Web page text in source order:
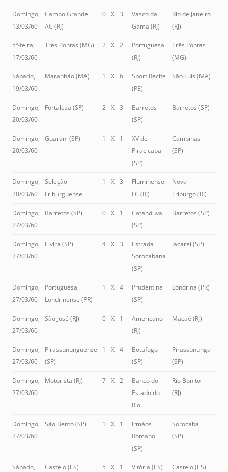
Domingo,
13/03/60
Campo Grande
AC (RJ)
0 X 3
Vasco da
Gama (RJ)
Rio de Janeiro
(RJ)
5ª-feira,
17/03/60
Três Pontas (MG) 2 X 2
Portuguesa
(RJ)
Três Pontas
(MG)
Sábado,
19/03/60
Maranhão (MA) 1 X 6
Sport Recife
(PE)
São Luís (MA)
Domingo,
20/03/60
Fortaleza (SP) 2 X 3
Barretos
(SP)
Barretos (SP)
Domingo,
20/03/60
Guarani (SP) 1 X 1
XV de
Piracicaba
(SP)
Campinas
(SP)
Domingo,
20/03/60
Seleção
Friburguense
1 X 3
Fluminense
FC (RJ)
Nova
Friburgo (RJ)
Domingo,
27/03/60
Barretos (SP) 0 X 1
Catanduva
(SP)
Barretos (SP)
Domingo,
27/03/60
Elvira (SP) 4 X 3
Estrada
Sorocabana
(SP)
Jacareí (SP)
Domingo,
27/03/60
Portuguesa
Londrinense (PR)
1 X 4
Prudentina
(SP)
Londrina (PR)
Domingo,
27/03/60
São José (RJ) 0 X 1
Americano
(RJ)
Macaé (RJ)
Domingo,
27/03/60
Pirassununguense
(SP)
1 X 4
Botafogo
(SP)
Pirassununga
(SP)
Domingo,
27/03/60
Motorista (RJ) 7 X 2
Banco do
Estado do
Rio
Rio Bonito
(RJ)
Domingo,
27/03/60
São Bento (SP) 1 X 1
Irmãos
Romano
(SP)
Sorocaba
(SP)
Sábado,
Castelo (ES) 5 X 1 Vitória (ES) Castelo (ES)